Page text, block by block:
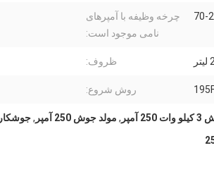
70-
چرخه وظیفه با آمپرهای
نامی موجود است:
ظروف:
روش شروع:
آمپر , مولد جوش 250 آمپر ,جوشکار 3 کیلو وات 250 آمپر